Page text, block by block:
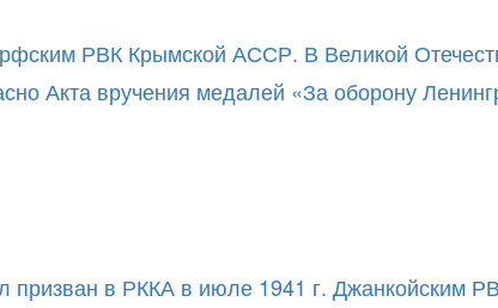
РВК Крымской АССР. В Великой
Акта вручения медалей «За оборону
в РККА в июле 1941 г. Джанкойским